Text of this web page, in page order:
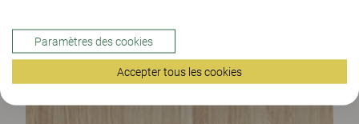
Paramètres des cookies
Accepter tous les cookies